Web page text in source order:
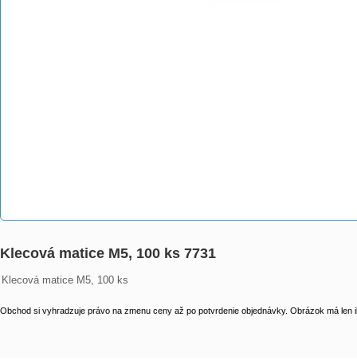
Klecová matice M5, 100 ks 7731
Klecová matice M5, 100 ks
Obchod si vyhradzuje právo na zmenu ceny až po potvrdenie objednávky. Obrázok má len